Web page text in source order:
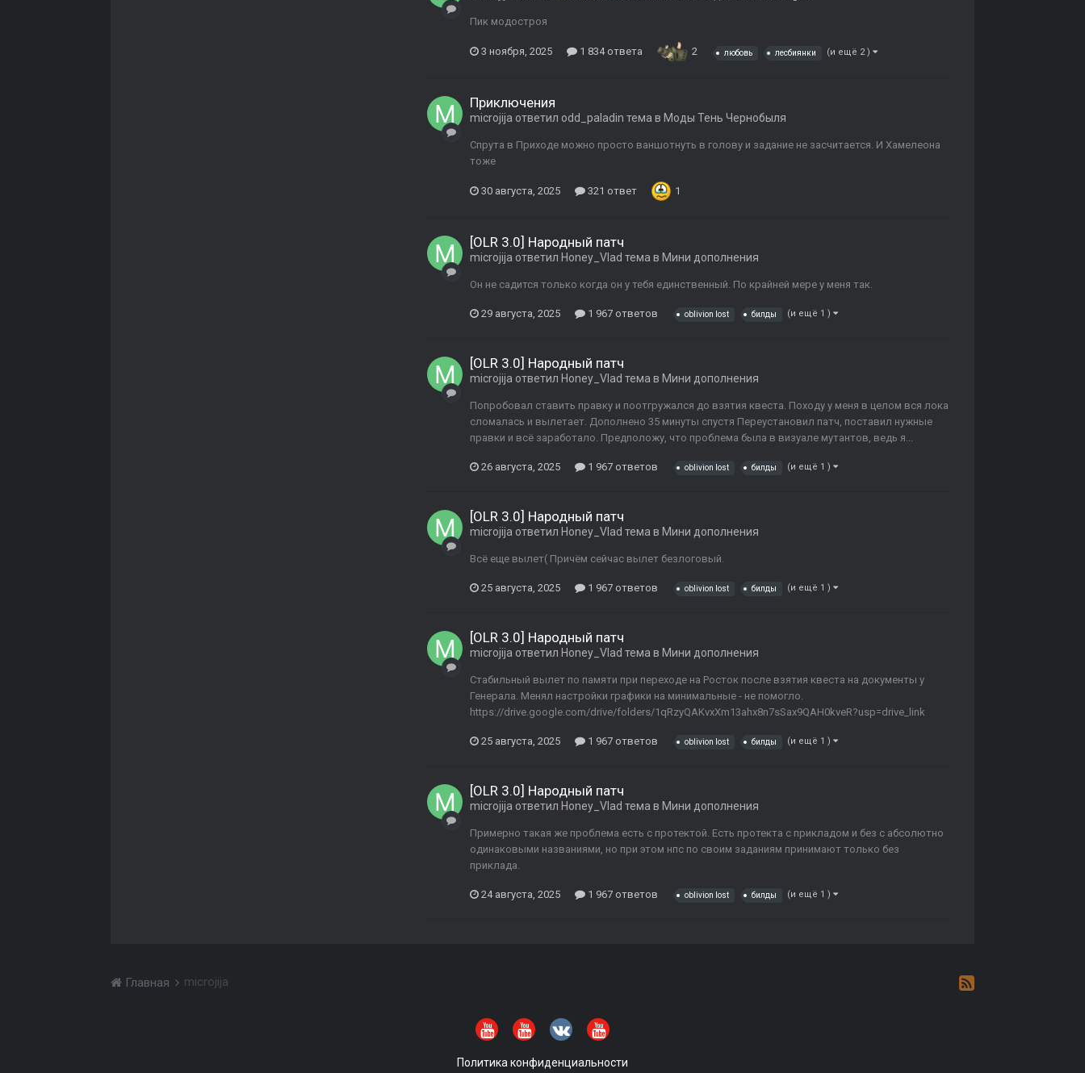
Пик модостроя
3 ноября, 2025 1 834 ответа 2 любовь лесбиянки (и ещё 2 )
Приключения
microjija ответил odd_paladin тема в Моды Тень Чернобыля
Спрута в Приходе можно просто ваншотнуть в голову и задание не засчитается. И Хамелеона
тоже
30 августа, 2025 321 ответ 1
[OLR 3.0] Народный патч
microjija ответил Honey_Vlad тема в Мини дополнения
Он не садится только когда он у тебя единственный. По крайней мере у меня так.
29 августа, 2025 1 967 ответов oblivion lost билды (и ещё 1 )
[OLR 3.0] Народный патч
microjija ответил Honey_Vlad тема в Мини дополнения
Попробовал ставить правку и поотгружался до взятия квеста. Походу у меня в целом вся лока
сломалась и вылетает. Дополнено 35 минуты спустя Переустановил патч, поставил нужные
правки и всё заработало. Предположу, что проблема была в визуале мутантов, ведь я...
26 августа, 2025 1 967 ответов oblivion lost билды (и ещё 1 )
[OLR 3.0] Народный патч
microjija ответил Honey_Vlad тема в Мини дополнения
Всё еще вылет( Причём сейчас вылет безлоговый.
25 августа, 2025 1 967 ответов oblivion lost билды (и ещё 1 )
[OLR 3.0] Народный патч
microjija ответил Honey_Vlad тема в Мини дополнения
Стабильный вылет по памяти при переходе на Росток после взятия квеста на документы у
Генерала. Менял настройки графики на минимальные - не помогло.
https://drive.google.com/drive/folders/1qRzyQAKvxXm13ahx8n7sSax9QAH0kveR?usp=drive_link
25 августа, 2025 1 967 ответов oblivion lost билды (и ещё 1 )
[OLR 3.0] Народный патч
microjija ответил Honey_Vlad тема в Мини дополнения
Примерно такая же проблема есть с протектой. Есть протекта с прикладом и без с абсолютно
одинаковыми названиями, но при этом нпс по своим заданиям принимают только без
приклада.
24 августа, 2025 1 967 ответов oblivion lost билды (и ещё 1 )
Главная microjija
Политика конфиденциальности